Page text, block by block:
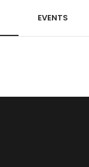
EVENTS